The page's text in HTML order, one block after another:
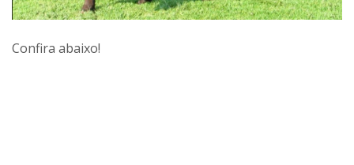
Confira abaixo!